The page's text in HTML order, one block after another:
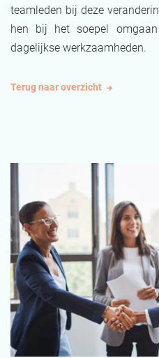
teamleden bij deze
hen bij het soepel
dagelijkse werkzaamheden.
Terug naar overzicht